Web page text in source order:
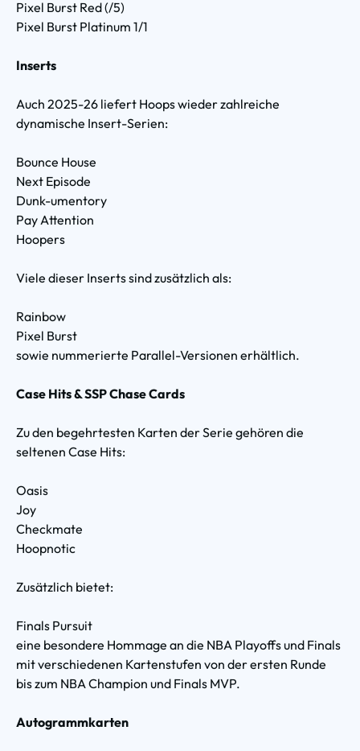
Pixel Burst Red (/5)
Pixel Burst Platinum 1/1
Inserts
Auch 2025-26 liefert Hoops wieder zahlreiche
dynamische Insert-Serien:
Bounce House
Next Episode
Dunk-umentory
Pay Attention
Hoopers
Viele dieser Inserts sind zusätzlich als:
Rainbow
Pixel Burst
sowie nummerierte Parallel-Versionen erhältlich.
Case Hits & SSP Chase Cards
Zu den begehrtesten Karten der Serie gehören die
seltenen Case Hits:
Oasis
Joy
Checkmate
Hoopnotic
Zusätzlich bietet:
Finals Pursuit
eine besondere Hommage an die NBA Playoffs und Finals
mit verschiedenen Kartenstufen von der ersten Runde
bis zum NBA Champion und Finals MVP.
Autogrammkarten